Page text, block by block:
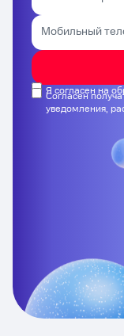
Я согласен на
Согласен
уведомления,